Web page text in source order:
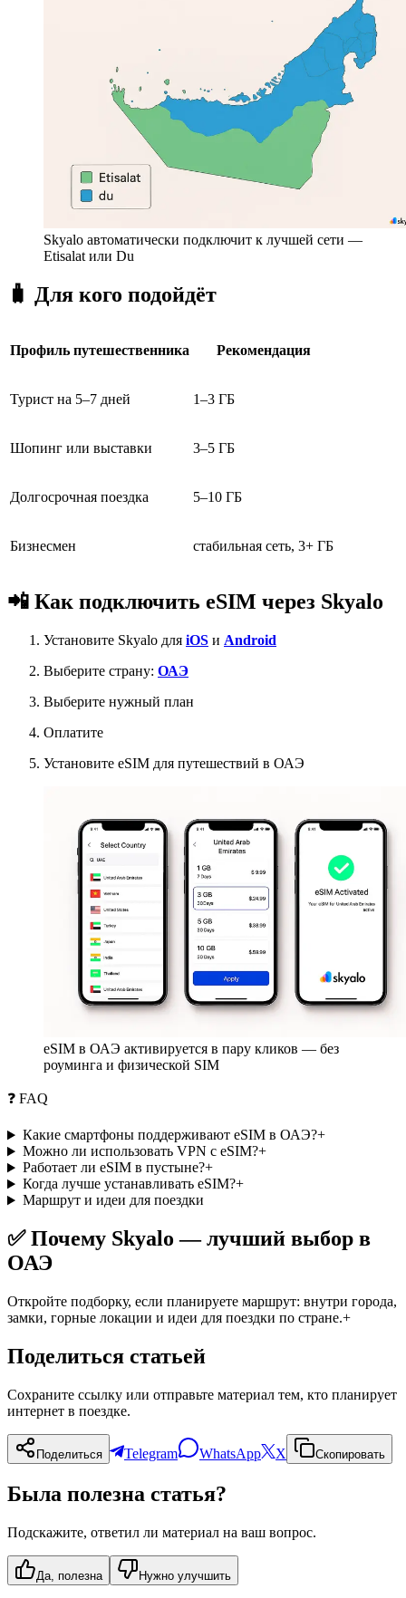
Skyalo автоматически подключит к лучшей сети —
Etisalat или Du
🧳 Для кого подойдёт
Профиль путешественника Рекомендация
Турист на 5–7 дней 1–3 ГБ
Шопинг или выставки 3–5 ГБ
Долгосрочная поездка 5–10 ГБ
Бизнесмен стабильная сеть, 3+ ГБ
📲 Как подключить eSIM через Skyalo
Установите Skyalo для iOS и Android
Выберите страну: ОАЭ
Выберите нужный план
Оплатите
Установите eSIM для путешествий в ОАЭ
eSIM в ОАЭ активируется в пару кликов — без
роуминга и физической SIM
❓ FAQ
Какие смартфоны поддерживают eSIM в ОАЭ?+
Можно ли использовать VPN с eSIM?+
Работает ли eSIM в пустыне?+
Когда лучше устанавливать eSIM?+
Маршрут и идеи для поездки
✅ Почему Skyalo — лучший выбор в
ОАЭ
Откройте подборку, если планируете маршрут: внутри города,
замки, горные локации и идеи для поездки по стране.+
Поделиться статьей
Сохраните ссылку или отправьте материал тем, кто планирует
интернет в поездке.
Поделиться Telegram WhatsApp X Скопировать
Была полезна статья?
Подскажите, ответил ли материал на ваш вопрос.
Да, полезна Нужно улучшить